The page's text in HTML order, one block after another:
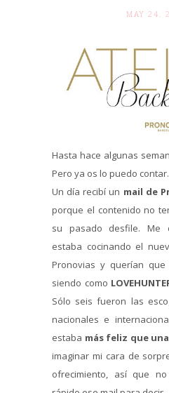
MAY 24.
Hasta hace algunas
Pero ya os lo puedo
Un día recibí un mail de
porque el contenido no
su pasado desfile. Me
estaba cocinando el
Pronovias y querían
siendo como
Sólo seis fueron las
nacionales e
estaba más feliz que
imaginar mi cara de
ofrecimiento, así que